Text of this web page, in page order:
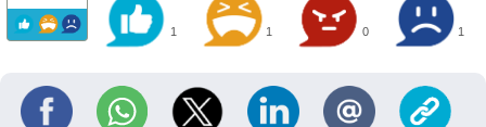
1 1 0 1